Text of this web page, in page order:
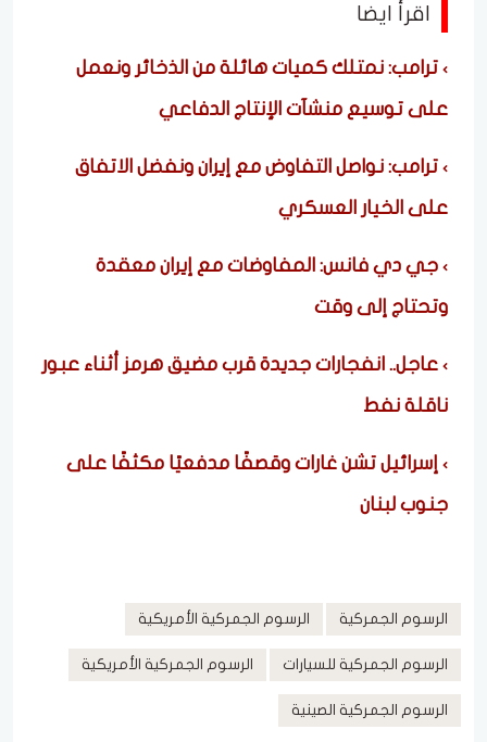
اقرأ ايضا
ترامب: نمتلك كميات هائلة من الذخائر ونعمل
على توسيع منشآت الإنتاج الدفاعي
ترامب: نواصل التفاوض مع إيران ونفضل الاتفاق
على الخيار العسكري
جي دي فانس: المفاوضات مع إيران معقدة
وتحتاج إلى وقت
عاجل.. انفجارات جديدة قرب مضيق هرمز أثناء عبور
ناقلة نفط
إسرائيل تشن غارات وقصفًا مدفعيًا مكثفًا على
جنوب لبنان
الرسوم الجمركية الرسوم الجمركية الأمريكية
الرسوم الجمركية للسيارات الرسوم الجمركية الأمريكية
الرسوم الجمركية الصينية